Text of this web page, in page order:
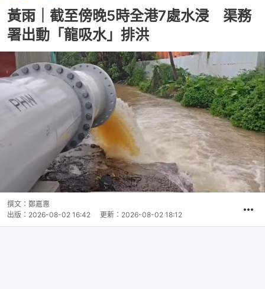
黃雨｜截至傍晚5時全港7處水浸 渠務
署出動「龍吸水」排洪
撰文： 鄭嘉惠
出版： 2026-08-02 16:42 更新： 2026-08-02 18:12